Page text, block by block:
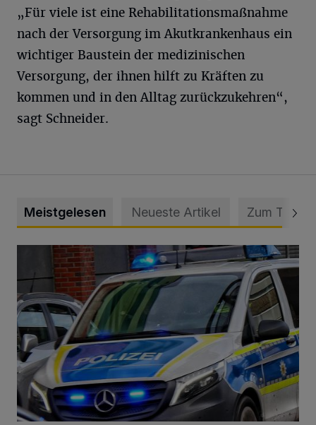
„Für viele ist eine Rehabilitationsmaßnahme
nach der Versorgung im Akutkrankenhaus ein
wichtiger Baustein der medizinischen
Versorgung, der ihnen hilft zu Kräften zu
kommen und in den Alltag zurückzukehren“,
sagt Schneider.
Meistgelesen Neueste Artikel Zum Thema
Mann beschädigt Autos in Parkhaus